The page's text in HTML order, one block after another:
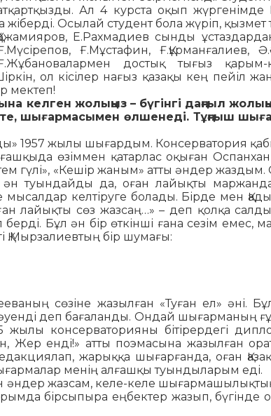
Ал 4 курста оқып
жіберді. Осылай студент бола жүріп, қызмет
Е.Рах­мадиев сынды
Ғ.Мұс­тафин, Ғ.Құрманғалиев,
достық тығыз қарым-
ол кісілер нағыз қазақы кең пейіл
мек­теп!
келген жо­лыңыз – бүгінгі даңғыл
шы­ғармасымен өлшенеді. Тұңғыш
1957 жылы шы­ғардым. Консерватория
өзіммен қатарлас оқыған Оспанхан
гүлі», «Кешір жа­ным» атты әндер
туындайды да, оған лайықты
келтіруге болады. Бірде мен
лайықты сөз жазсаң…» – деп қолқа
Бұл ән бір өткінші ға­на сезім емес,
Қ.Мырзалиевтың бір шу­мағы:
сөзіне жа­зылған «Туған ел» әні.
деп ба­­ғаланды. Ондай шығарманың
жылы кон­­сер­ваторияны бітірердегі
Жер енді!» ат­ты поэмасына жазылған
жарыққа шығарғанда, оған
менің алғашқы туындыларым еді.
жазсам, ке­ле-келе шығармашылықтың
бір­сы­пыра еңбектер жазып, бүгінде